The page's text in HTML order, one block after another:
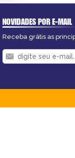
NOVIDADES POR E-MAIL
Receba grátis as